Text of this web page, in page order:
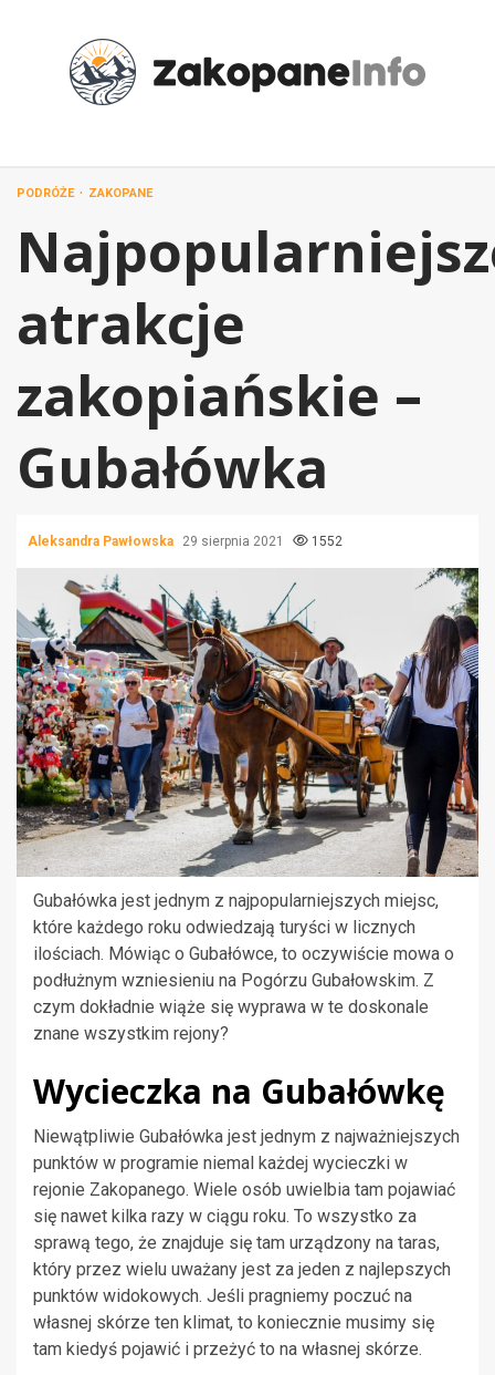
PODRÓŻE ZAKOPANE
atrakcje
zakopiańskie –
Gubałówka
Aleksandra Pawłowska 29 sierpnia 2021 1552
Gubałówka jest jednym z najpopularniejszych miejsc,
które każdego roku odwiedzają turyści w licznych
ilościach. Mówiąc o Gubałówce, to oczywiście mowa o
podłużnym wzniesieniu na Pogórzu Gubałowskim. Z
czym dokładnie wiąże się wyprawa w te doskonale
znane wszystkim rejony?
Wycieczka na Gubałówkę
Niewątpliwie Gubałówka jest jednym z najważniejszych
punktów w programie niemal każdej wycieczki w
rejonie Zakopanego. Wiele osób uwielbia tam pojawiać
się nawet kilka razy w ciągu roku. To wszystko za
sprawą tego, że znajduje się tam urządzony na taras,
który przez wielu uważany jest za jeden z najlepszych
punktów widokowych. Jeśli pragniemy poczuć na
własnej skórze ten klimat, to koniecznie musimy się
tam kiedyś pojawić i przeżyć to na własnej skórze.